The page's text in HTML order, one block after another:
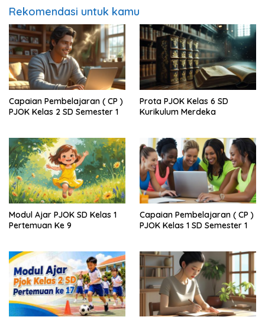
Rekomendasi untuk kamu
Capaian Pembelajaran ( CP )
PJOK Kelas 2 SD Semester 1
Prota PJOK Kelas 6 SD
Kurikulum Merdeka
Modul Ajar PJOK SD Kelas 1
Pertemuan Ke 9
Capaian Pembelajaran ( CP )
PJOK Kelas 1 SD Semester 1